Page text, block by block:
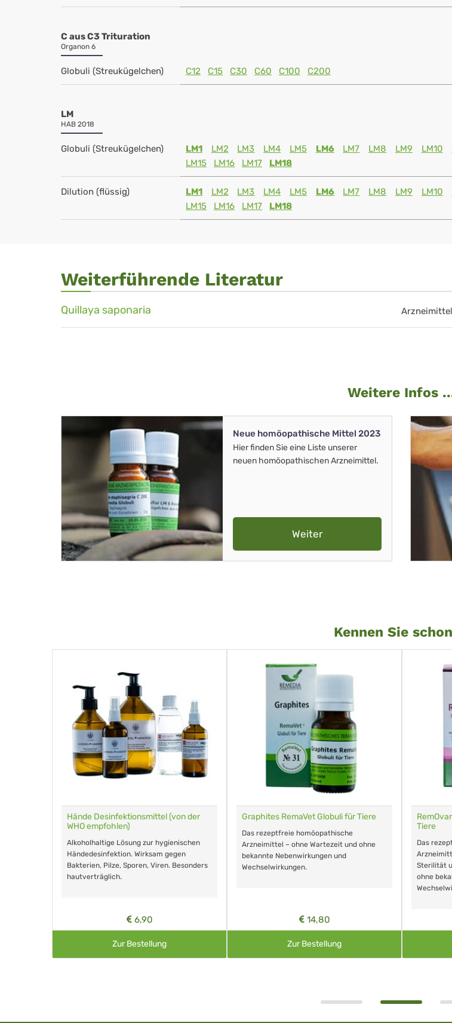
C aus C3 Trituration
Organon 6
Globuli (Streukügelchen) C12 C15 C30 C60 C100 C200
LM
HAB 2018
Globuli (Streukügelchen) LM1 LM2 LM3 LM4 LM5 LM6 LM7 LM8 LM9 LM10
LM15
LM16 LM17 LM18
Dilution (flüssig) LM1 LM2 LM3 LM4 LM5 LM6 LM7 LM8 LM9 LM10
LM15
LM16 LM17 LM18
Weiterführende Literatur
Quillaya saponaria
Weitere Infos
Neue homöopathische Mittel 2023
Hier finden Sie eine Liste unserer
neuen homöopathischen Arzneimittel.
Weiter
Kennen Sie
Hände Desinfektionsmittel (von der
WHO empfohlen)
Alkoholhaltige Lösung zur hygienischen
Händedesinfektion. Wirksam gegen
Bakterien, Pilze, Sporen, Viren. Besonders
hautverträglich.
6,90
Zur Bestellung
Graphites RemaVet Globuli für Tiere
Das rezeptfreie homöopathische
Arzneimittel – ohne Wartezeit und ohne
bekannte Nebenwirkungen und
Wechselwirkungen.
14,80
Zur Bestellung
Tiere
Das
Sterilität
ohne